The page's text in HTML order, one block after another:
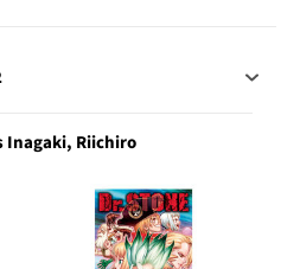
Inagaki, Riichiro